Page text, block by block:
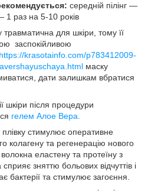
середній пілінг —
1 раз на 5-10 років
травматична для шкіри, тому її
заспокійливою
https://krasotainfo.com/p783412009-
маску
дати залишкам вбратися
шкіри після процедури
гелем Алое Вера.
стимулює оперативне
колагену та регенерацію нового
еластену та протеїну з
зняттю больових відчуттів і
бактерії та стимулює загоєння.